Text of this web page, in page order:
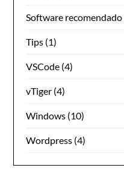
Software recomendado
Tips (1)
VSCode (4)
vTiger (4)
Windows (10)
Wordpress (4)